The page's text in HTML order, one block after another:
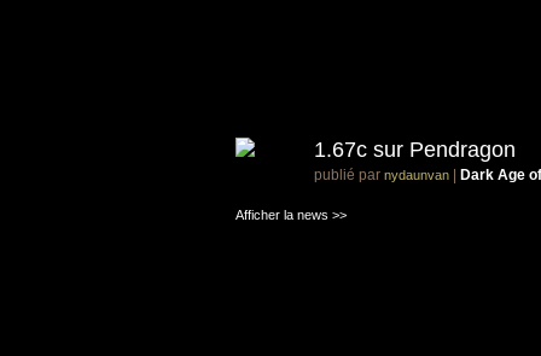
1.67c sur Pendragon
publié par nydaunvan Dark Age
Afficher la news >>